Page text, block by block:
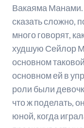
Вакаяма
сказать сложно,
много говорят,
худшую Сейлор
основном
основном ей в
роли были
что ж поделать,
юной, когда